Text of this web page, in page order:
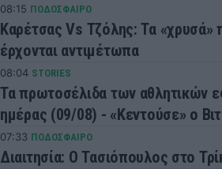
08:15 ΠΟΔΟΣΦΑΙΡΟ
Καρέτσας Vs Τζόλης: Τα «χρυσά»
έρχονται αντιμέτωπα
08:04 STORIES
Τα πρωτοσέλιδα των αθλητικών
ημέρας (09/08) - «Κεντούσε» ο
07:33 ΠΟΔΟΣΦΑΙΡΟ
Διαιτησία: Ο Τασιόπουλος στο